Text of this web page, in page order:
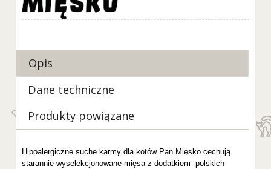
Opis
Dane techniczne
Produkty powiązane
Hipoalergiczne suche karmy dla kotów Pan Mięsko cechują
starannie wyselekcjonowane mięsa z dodatkiem polskich